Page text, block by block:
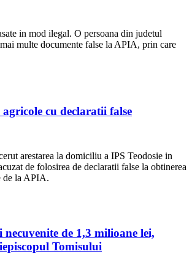
in mod ilegal. O persoana din judetul
multe documente false la APIA, prin care
cu declaratii false
arestarea la domiciliu a IPS Teodosie in
de folosirea de declaratii false la obtinerea
de la APIA.
de 1,3 milioane lei,
Tomisului